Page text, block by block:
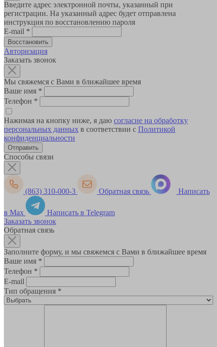
Введите адрес электронной почты, указанный при
регистрации. На указанный адрес будет отправлена
инструкция по восстановлению пароля
E-mail *
Авторизация
Заказать звонок
Мы свяжемся с Вами в ближайшее время
Ваше имя *
Телефон *
Нажимая на кнопку ниже, я даю согласие на обработку
персональных данных в соответствии с Политикой
конфиденциальности
Способы связи
(863) 310-000-3 Обратная связь Написать
в Max
Написать в Telegram
Заказать звонок
Обратная связь
Заполните форму, и мы свяжемся с Вами в ближайшее время
Ваше имя *
Телефон *
E-mail
Тип обращения *